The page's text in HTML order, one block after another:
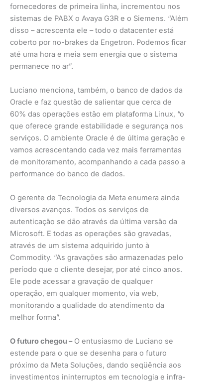
fornecedores de primeira linha, incrementou nos
sistemas de PABX o Avaya G3R e o Siemens. “Além
disso – acrescenta ele – todo o datacenter está
coberto por no-brakes da Engetron. Podemos ficar
até uma hora e meia sem energia que o sistema
permanece no ar”.
Luciano menciona, também, o banco de dados da
Oracle e faz questão de salientar que cerca de
60% das operações estão em plataforma Linux, “o
que oferece grande estabilidade e segurança nos
serviços. O ambiente Oracle é de última geração e
vamos acrescentando cada vez mais ferramentas
de monitoramento, acompanhando a cada passo a
performance do banco de dados.
O gerente de Tecnologia da Meta enumera ainda
diversos avanços. Todos os serviços de
autenticação se dão através da última versão da
Microsoft. E todas as operações são gravadas,
através de um sistema adquirido junto à
Commodity. “As gravações são armazenadas pelo
período que o cliente desejar, por até cinco anos.
Ele pode acessar a gravação de qualquer
operação, em qualquer momento, via web,
monitorando a qualidade do atendimento da
melhor forma”.
O futuro chegou –O entusiasmo de Luciano se
estende para o que se desenha para o futuro
próximo da Meta Soluções, dando seqüência aos
investimentos ininterruptos em tecnologia e infra-